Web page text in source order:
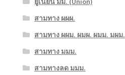
สามทาง ผผผ.
สามทาง ผผม. ผมผ. ผมม. มผม.
สามทาง มมม.
สามทางลด มมม.